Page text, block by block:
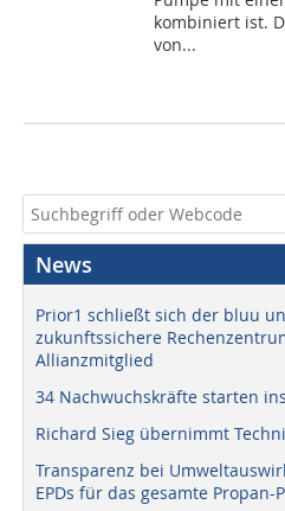
kombiniert ist.
von...
News
Prior1 schließt sich der bluu
zukunftssichere
Allianzmitglied
34 Nachwuchskräfte starten
Richard Sieg übernimmt
Transparenz bei
EPDs für das gesamte